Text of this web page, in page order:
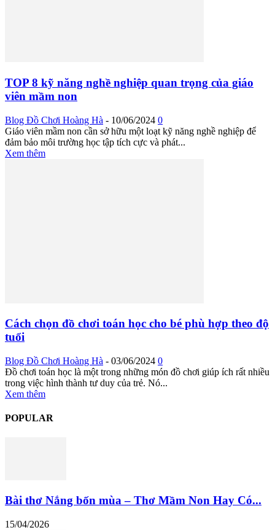
TOP 8 kỹ năng nghề nghiệp quan trọng của giáo
viên mầm non
Blog Đồ Chơi Hoàng Hà - 10/06/2024 0
Giáo viên mầm non cần sở hữu một loạt kỹ năng nghề nghiệp để
đảm bảo môi trường học tập tích cực và phát...
Xem thêm
Cách chọn đồ chơi toán học cho bé phù hợp theo độ
tuổi
Blog Đồ Chơi Hoàng Hà - 03/06/2024 0
Đồ chơi toán học là một trong những món đồ chơi giúp ích rất nhiều
trong việc hình thành tư duy của trẻ. Nó...
Xem thêm
POPULAR
Bài thơ Nắng bốn mùa – Thơ Mầm Non Hay Có...
15/04/2026